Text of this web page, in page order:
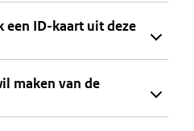
een ID-kaart uit deze
maken van de